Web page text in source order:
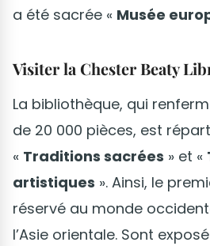
a été sacrée « Musée
Visiter la Chester Beaty
La bibliothèque, qui
de 20 000 pièces, est
« Traditions sacrées » et «
artistiques ». Ainsi, le
réservé au monde
l’Asie orientale. Sont